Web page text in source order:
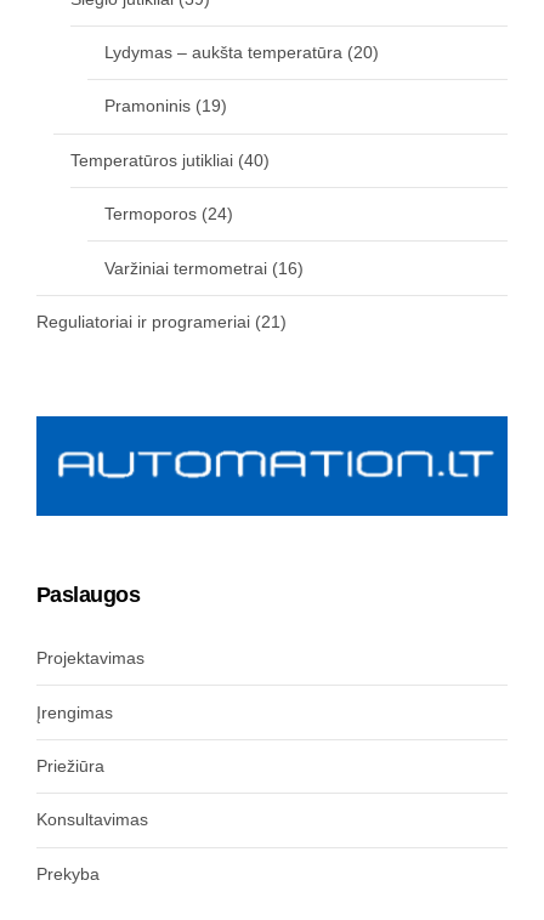
Lydymas – aukšta temperatūra (20)
Pramoninis (19)
Temperatūros jutikliai (40)
Termoporos (24)
Varžiniai termometrai (16)
Reguliatoriai ir programeriai (21)
Paslaugos
Projektavimas
Įrengimas
Priežiūra
Konsultavimas
Prekyba